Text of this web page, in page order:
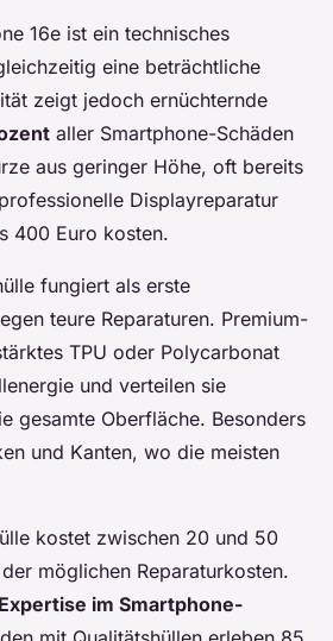
16e ist ein technisches
eine beträchtliche
zeigt jedoch ernüchternde
aller Smartphone-Schäden
aus geringer Höhe, oft bereits
Displayreparatur
400 Euro kosten.
fungiert als erste
teure Reparaturen. Premium-
TPU oder Polycarbonat
und verteilen sie
gesamte Oberfläche. Besonders
und Kanten, wo die meisten
kostet zwischen 20 und 50
möglichen Reparaturkosten.
Expertise im Smartphone-